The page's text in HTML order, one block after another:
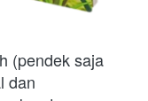
(pendek saja
dan